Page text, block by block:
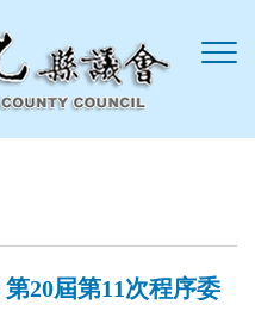
第20屆第11次程序委